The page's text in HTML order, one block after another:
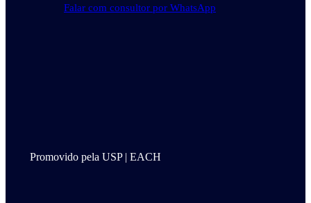
Falar com consultor por WhatsApp
Promovido pela USP | EACH